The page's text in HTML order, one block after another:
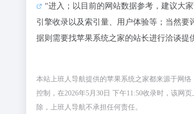
"进入；以目前的网站数据参考，建议大
引擎收录以及索引量、用户体验等；当然
据则需要找苹果系统之家的站长进行洽谈提
本站上班人导航提供的苹果系统之家都来源于网
控制，在2026年5月30日 下午11:50收录时，该网
除，上班人导航不承担任何责任。